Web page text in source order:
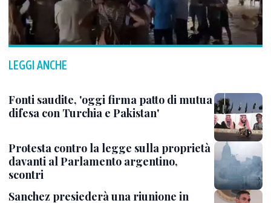
LEGGI ANCHE
Fonti saudite, 'oggi firma patto di mutua
difesa con Turchia e Pakistan'
Protesta contro la legge sulla proprietà
davanti al Parlamento argentino,
scontri
Sanchez presiederà una riunione in